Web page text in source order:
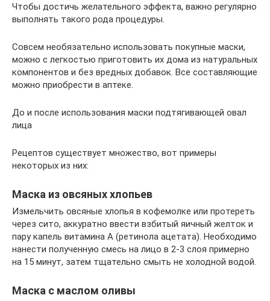
Чтобы достичь желательного эффекта, важно регулярно
выполнять такого рода процедуры.
Совсем необязательно использовать покупные маски,
можно с легкостью приготовить их дома из натуральных
компонентов и без вредных добавок. Все составляющие
можно приобрести в аптеке.
До и после использования маски подтягивающей овал
лица
Рецептов существует множество, вот примеры
некоторых из них:
Маска из овсяных хлопьев
Измельчить овсяные хлопья в кофемолке или протереть
через сито, аккуратно ввести взбитый яичный желток и
пару капель витамина А (ретинола ацетата). Необходимо
нанести полученную смесь на лицо в 2-3 слоя примерно
на 15 минут, затем тщательно смыть не холодной водой.
Маска с маслом оливы